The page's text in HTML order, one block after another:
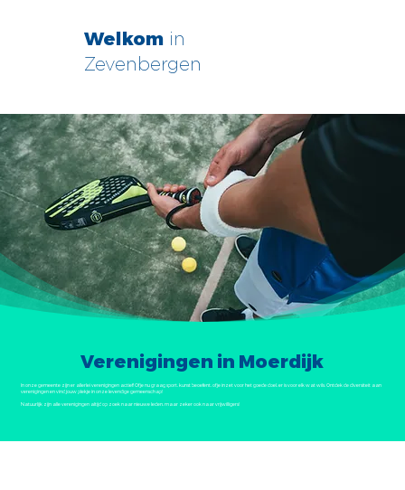
Welkom in
Zevenbergen
Verenigingen in Moerdijk
In onze gemeente zijn er allerlei verenigingen actief! Of je nu graag sport, kunst beoefent, of je inzet voor het goede doel, er is voor elk wat wils. Ontdek de diversiteit aan
verenigingen en vind jouw plekje in onze levendige gemeenschap!
Natuurlijk zijn alle verenigingen altijd op zoek naar nieuwe leden, maar zeker ook naar vrijwilligers!